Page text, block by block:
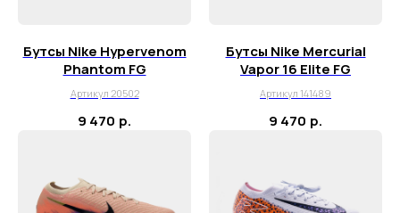
Бутсы Nike Hypervenom
Phantom FG
Артикул 20502
9 470 р.
Бутсы Nike Mercurial
Vapor 16 Elite FG
Артикул 141489
9 470 р.